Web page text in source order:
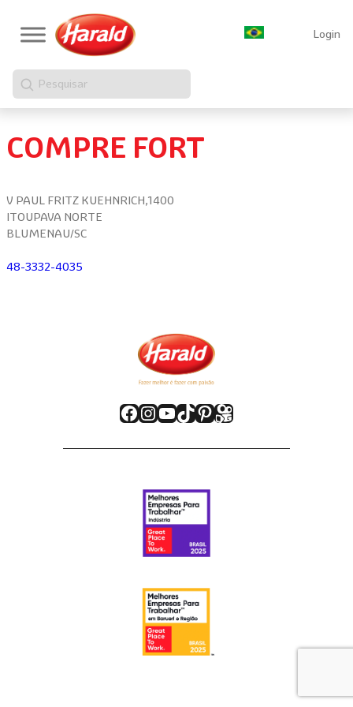
Login
Pesquisar
COMPRE FORT
V PAUL FRITZ KUEHNRICH,1400
ITOUPAVA NORTE
BLUMENAU/SC
48-3332-4035
Facebook
Instagram
Youtube
TikTok
Pinterest
Kwai